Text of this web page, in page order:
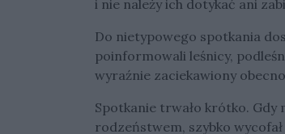
i nie należy ich dotykać ani
Do nietypowego spotkania
poinformowali leśnicy,
wyraźnie zaciekawiony
Spotkanie trwało krótko. Gdy
rodzeństwem, szybko